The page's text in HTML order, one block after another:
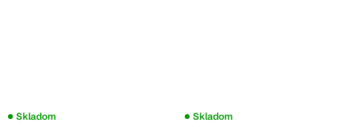
Skladom Skladom